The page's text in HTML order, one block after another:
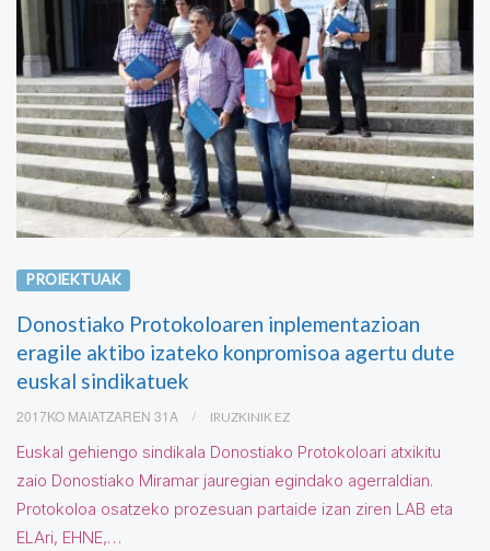
PROIEKTUAK
Donostiako Protokoloaren inplementazioan
eragile aktibo izateko konpromisoa agertu dute
euskal sindikatuek
2017KO MAIATZAREN 31A IRUZKINIK EZ
Euskal gehiengo sindikala Donostiako Protokoloari atxikitu
zaio Donostiako Miramar jauregian egindako agerraldian.
Protokoloa osatzeko prozesuan partaide izan ziren LAB eta
ELAri, EHNE,…